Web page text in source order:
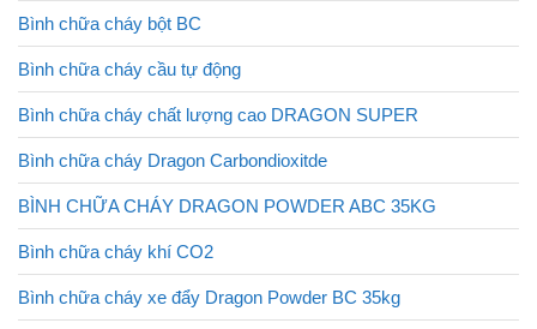
Bình chữa cháy bột BC
Bình chữa cháy cầu tự động
Bình chữa cháy chất lượng cao DRAGON SUPER
Bình chữa cháy Dragon Carbondioxitde
BÌNH CHỮA CHÁY DRAGON POWDER ABC 35KG
Bình chữa cháy khí CO2
Bình chữa cháy xe đẩy Dragon Powder BC 35kg